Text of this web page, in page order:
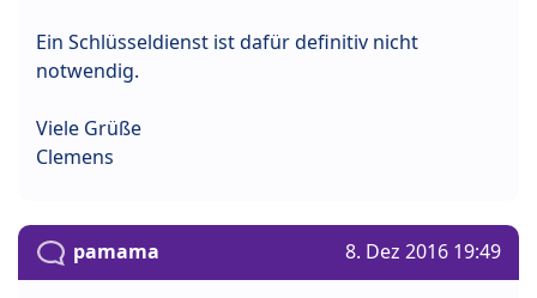
Ein Schlüsseldienst ist dafür definitiv nicht
notwendig.
Viele Grüße
Clemens
pamama 8. Dez 2016 19:49